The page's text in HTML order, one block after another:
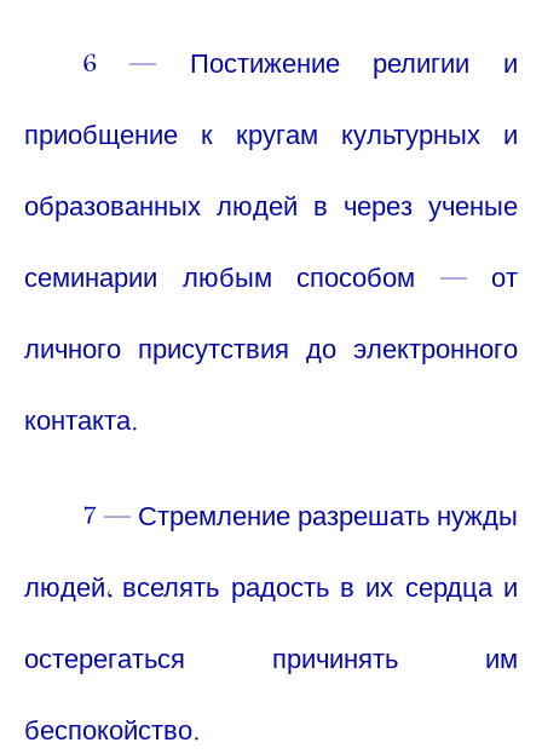
6 — Постижение религии и
приобщение к кругам культурных и
образованных людей в через ученые
семинарии любым способом — от
личного присутствия до электронного
контакта.
7 — Стремление разрешать нужды
людей, вселять радость в их сердца и
остерегаться причинять им
беспокойство.